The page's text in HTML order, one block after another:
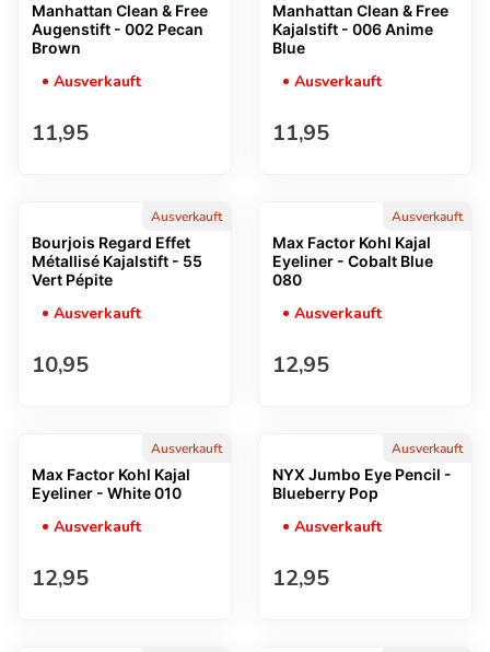
Manhattan Clean & Free
Augenstift - 002 Pecan
Brown
Ausverkauft
Regulärer Preis
11,95
Manhattan Clean & Free
Kajalstift - 006 Anime
Blue
Ausverkauft
Regulärer Preis
11,95
Ausverkauft
Bourjois Regard Effet
Métallisé Kajalstift - 55
Vert Pépite
Ausverkauft
Regulärer Preis
10,95
Ausverkauft
Max Factor Kohl Kajal
Eyeliner - Cobalt Blue
080
Ausverkauft
Regulärer Preis
12,95
Ausverkauft
Max Factor Kohl Kajal
Eyeliner - White 010
Ausverkauft
Regulärer Preis
12,95
Ausverkauft
NYX Jumbo Eye Pencil -
Blueberry Pop
Ausverkauft
Regulärer Preis
12,95